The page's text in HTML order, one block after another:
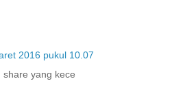
2016 pukul 10.07
share yang kece